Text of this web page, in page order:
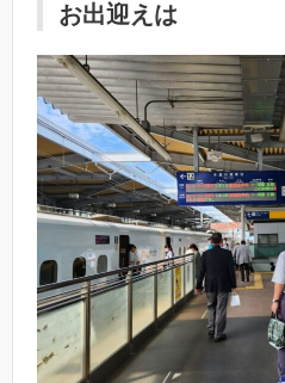
お出迎えは